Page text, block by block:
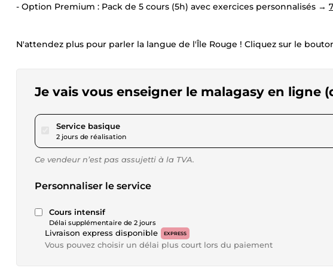
- Option Premium : Pack de 5 cours (5h) avec exercices personnalisés →
N'attendez plus pour parler la langue de l'Île Rouge ! Cliquez sur le
Je vais vous enseigner le malagasy en ligne
Service basiquepour 17,34 $US
2 jours de réalisation
Ce vendeur n’est pas assujetti à la TVA.
Personnaliser le service
Cours intensif
Délai supplémentaire de 2 jours
Livraison express disponible EXPRESS
Vous pouvez choisir un délai plus court lors du paiement